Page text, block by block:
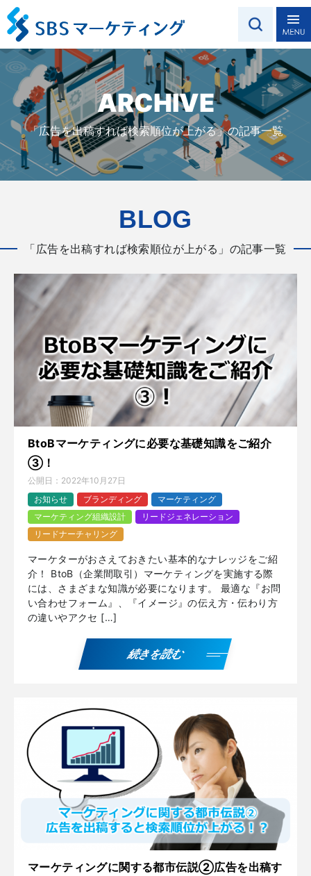
ARCHIVE
「広告を出稿すれば検索順位が上がる」の記事一覧
BLOG
「広告を出稿すれば検索順位が上がる」の記事一覧
BtoBマーケティングに必要な基礎知識をご紹介
③！
公開日： 2022年10月27日
お知らせ
ブランディング
マーケティング
マーケティング組織設計
リードジェネレーション
リードナーチャリング
マーケターがおさえておきたい基本的なナレッジをご紹
介！ BtoB（企業間取引）マーケティングを実施する際
には、さまざまな知識が必要になります。 最適な『お問
い合わせフォーム』、『イメージ』の伝え方・伝わり方
の違いやアクセ […]
続きを読む
マーケティングに関する都市伝説②広告を出稿す